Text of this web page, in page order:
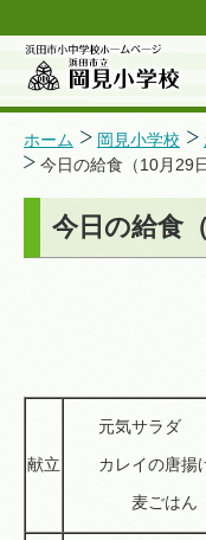
浜田市小中学校ホー
ホーム 岡見小学校
今日の給食（10月29
今日の給食
献立
元気サ
カレイの唐揚
麦ごは